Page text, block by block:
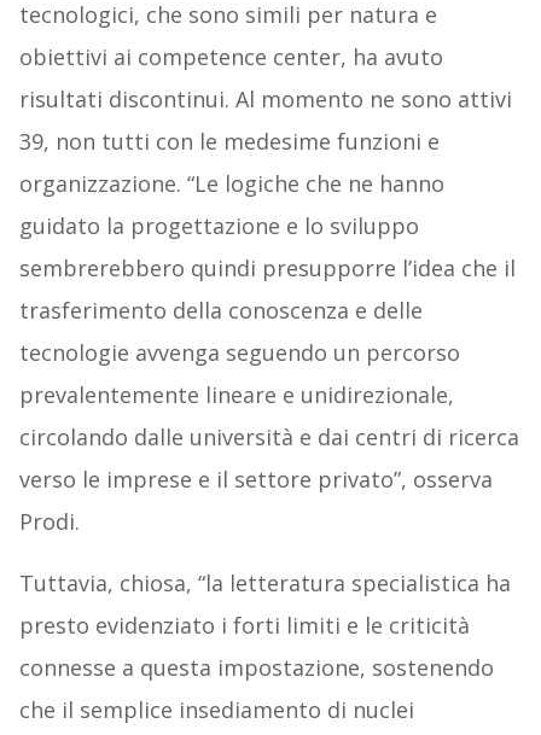
tecnologici, che sono simili per natura e
obiettivi ai competence center, ha avuto
risultati discontinui. Al momento ne sono attivi
39, non tutti con le medesime funzioni e
organizzazione. “Le logiche che ne hanno
guidato la progettazione e lo sviluppo
sembrerebbero quindi presupporre l’idea che il
trasferimento della conoscenza e delle
tecnologie avvenga seguendo un percorso
prevalentemente lineare e unidirezionale,
circolando dalle università e dai centri di ricerca
verso le imprese e il settore privato”, osserva
Prodi.
Tuttavia, chiosa, “la letteratura specialistica ha
presto evidenziato i forti limiti e le criticità
connesse a questa impostazione, sostenendo
che il semplice insediamento di nuclei